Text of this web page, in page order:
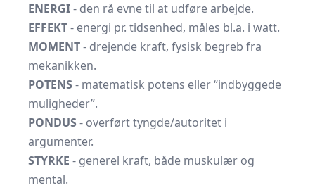
ENERGI- den rå evne til at udføre arbejde.
EFFEKT- energi pr. tidsenhed, måles bl.a. i watt.
MOMENT- drejende kraft, fysisk begreb fra
mekanikken.
POTENS - matematisk potens eller “indbyggede
muligheder”.
PONDUS - overført tyngde/autoritet i
argumenter.
STYRKE - generel kraft, både muskulær og
mental.